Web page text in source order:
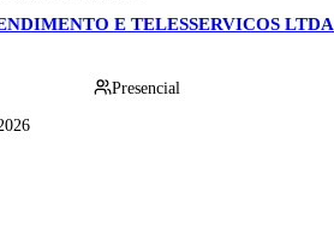
E TELESSERVICOS LTDA
Presencial